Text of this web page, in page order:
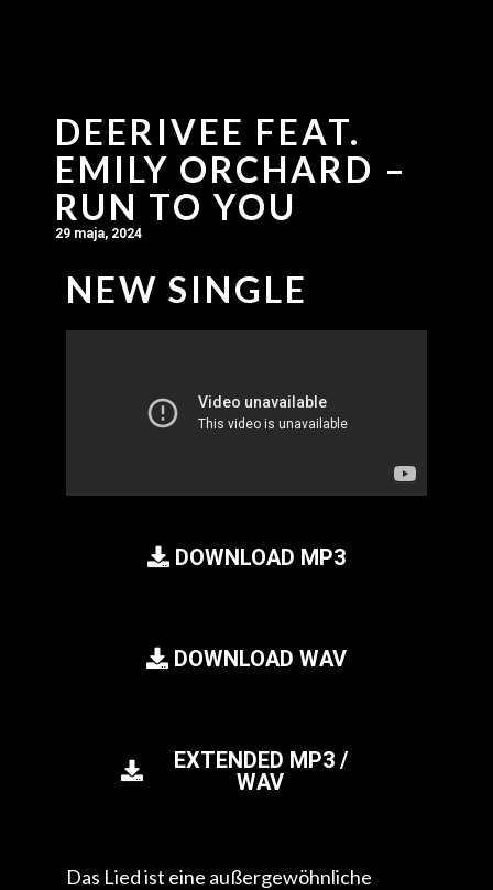
DEERIVEE FEAT.
EMILY ORCHARD –
RUN TO YOU
29 maja, 2024
NEW SINGLE
DOWNLOAD MP3
DOWNLOAD WAV
EXTENDED MP3 /
WAV
Das Lied ist eine außergewöhnliche